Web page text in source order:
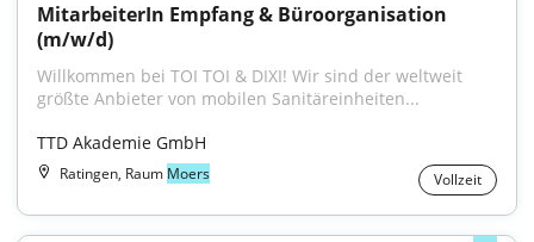
MitarbeiterIn Empfang & Büroorganisation
(m/w/d)
Willkommen bei TOI TOI & DIXI! Wir sind der weltweit
größte Anbieter von mobilen Sanitäreinheiten...
TTD Akademie GmbH
Ratingen, Raum Moers Vollzeit